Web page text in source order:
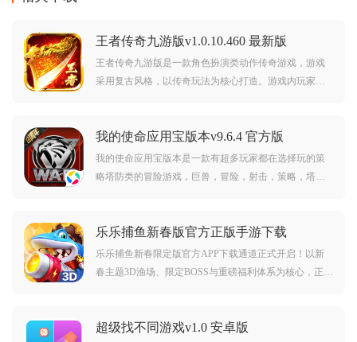
王者传奇九游版v1.0.10.460 最新版
王者传奇九游版是一款角色扮演类动作传奇游戏，游戏
采用复古风格，以传奇玩法为核心打造。游戏内玩家将
趣的玩家不要错过，赶紧点击下载开始游玩吧。
我的使命应用宝版本v9.6.4 官方版
我的使命应用宝版本是一款有超多玩家都在选择玩的策
略塔防类的冒险游戏，巨兽，冒险，射击，策略，塔
玩家在这款游戏里感受塔防游戏的魅力。
乐乐捕鱼新春版官方正版手游下载
v10.2.0.0 最新版
乐乐捕鱼新春限定版官方APP下载通道正式开启！以新
春主题3D渔场、限定BOSS与重磅福利体系为核心，正版
春好运！
超级找不同游戏v1.0 安卓版